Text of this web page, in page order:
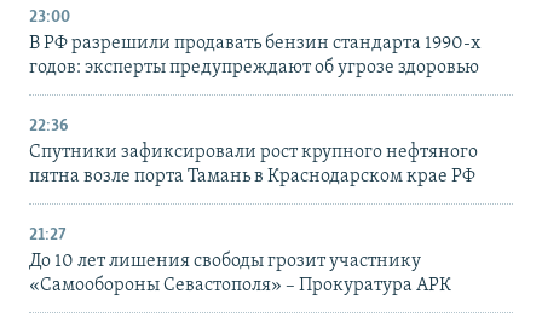
23:00
В РФ разрешили продавать бензин стандарта 1990-х
годов: эксперты предупреждают об угрозе здоровью
22:36
Спутники зафиксировали рост крупного нефтяного
пятна возле порта Тамань в Краснодарском крае РФ
21:27
До 10 лет лишения свободы грозит участнику
«Самообороны Севастополя» – Прокуратура АРК